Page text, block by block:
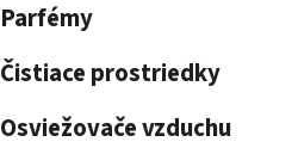
Parfémy
Čistiace prostriedky
Osviežovače vzduchu